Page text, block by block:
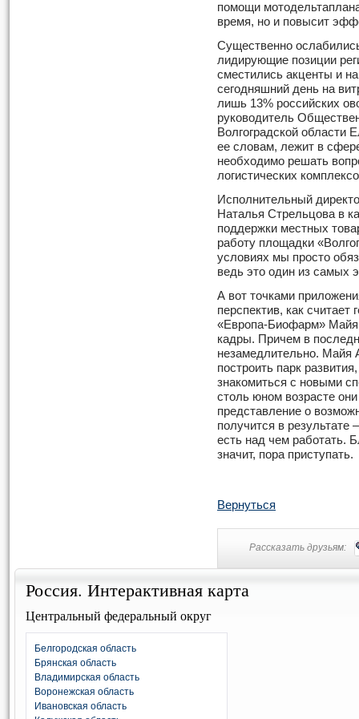
помощи
время, но и повысит
Существенно
лидирующие позиции
сместились акценты и
сегодняшний день на
лишь 13% российских
руководитель
Волгоградской области
ее словам, лежит в
необходимо решать
логистических
Исполнительный
Наталья Стрельцова в
поддержки местных
работу площадки
условиях мы просто
ведь это один из самых
А вот точками
перспектив, как
«Европа-Биофарм»
кадры. Причем в
незамедлительно. Майя
построить парк
знакомиться с новыми
столь юном возрасте
представление о
получится в
есть над чем работать.
значит, пора приступать.
Вернуться
Рассказать друзьям:
Россия. Интерактивная карта
Центральный федеральный округ
Белгородская область
Брянская область
Владимирская область
Воронежская область
Ивановская область